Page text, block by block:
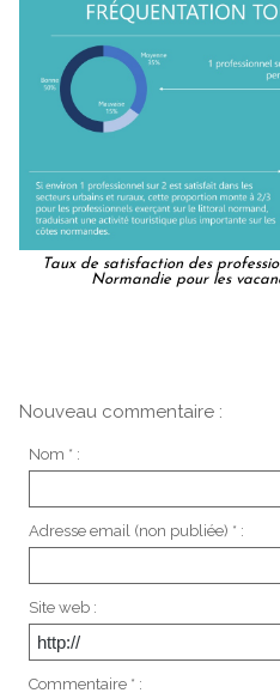
Taux de satisfaction des
Normandie pour les
Nouveau commentaire :
Nom * :
Adresse email (non publiée) * :
Site web :
Commentaire * :